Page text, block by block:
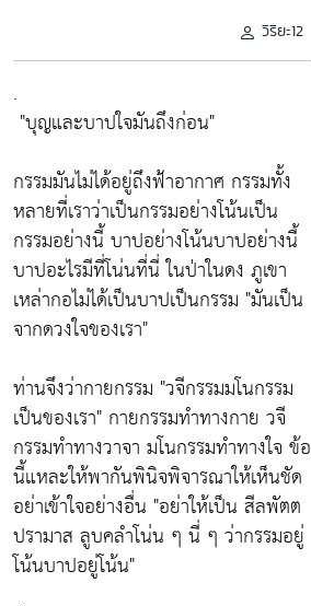
วิริยะ12
.
"บุญและบาปใจมันถึงก่อน"
กรรมมันไม่ได้อยู่ถึงฟ้าอากาศ กรรมทั้ง
หลายที่เราว่าเป็นกรรมอย่างโน้นเป็น
กรรมอย่างนี้ บาปอย่างโน้นบาปอย่างนี้
บาปอะไรมีที่โน่นที่นี่ ในป่าในดง ภูเขา
เหล่ากอไม่ได้เป็นบาปเป็นกรรม "มันเป็น
จากดวงใจของเรา"
ท่านจึงว่ากายกรรม "วจีกรรมมโนกรรม
เป็นของเรา" กายกรรมทำทางกาย วจี
กรรมทำทางวาจา มโนกรรมทำทางใจ ข้อ
นี้แหละให้พากันพินิจพิจารณาให้เห็นชัด
อย่าเข้าใจอย่างอื่น "อย่าให้เป็น สีลพัตต
ปรามาส ลูบคลำโน่น ๆ นี่ ๆ ว่ากรรมอยู่
โน้นบาปอยู่โน้น"